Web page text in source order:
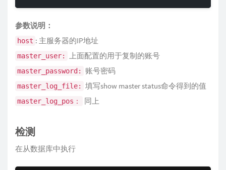
参数说明：
host : 主服务器的IP地址
master_user: 上面配置的用于复制的账号
master_password: 账号密码
master_log_file: 填写show master status命令得到的值
master_log_pos： 同上
检测
在从数据库中执行